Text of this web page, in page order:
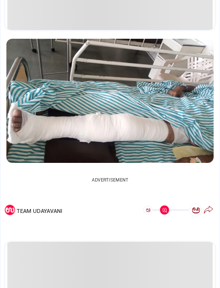
ADVERTISEMENT
TEAM UDAYAVANI ಅ ಅ